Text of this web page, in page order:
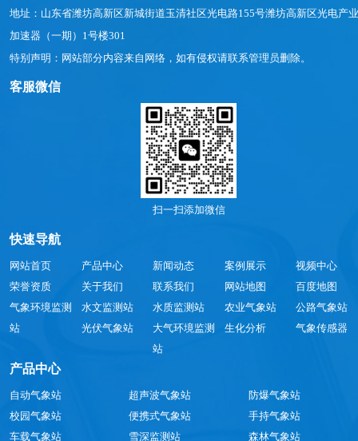
地址：山东省潍坊高新区新城街道玉清社区光电路155号潍坊高新区光电产业
加速器（一期）1号楼301
特别声明：网站部分内容来自网络，如有侵权请联系管理员删除。
客服微信
扫一扫添加微信
快速导航
网站首页 产品中心 新闻动态 案例展示
视频中心
荣誉资质
关于我们 联系我们 网站地图
百度地图
气象环境监测
站
水文监测站 水质监测站 农业气象站
公路气象站
光伏气象站
大气环境监测
站
生化分析 气象传感器
产品中心
自动气象站 超声波气象站
防爆气象站
校园气象站
便携式气象站
手持气象站
车载气象站
雪深监测站 森林气象站